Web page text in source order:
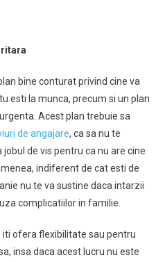
bine conturat privind cine va
esti la munca, precum si un plan
Acest plan trebuie sa
de angajare, ca sa nu te
de vis pentru ca nu are cine
indiferent de cat esti de
nu te va sustine daca intarzii
complicatiilor in familie.
ofera flexibilitate sau pentru
insa daca acest lucru nu este